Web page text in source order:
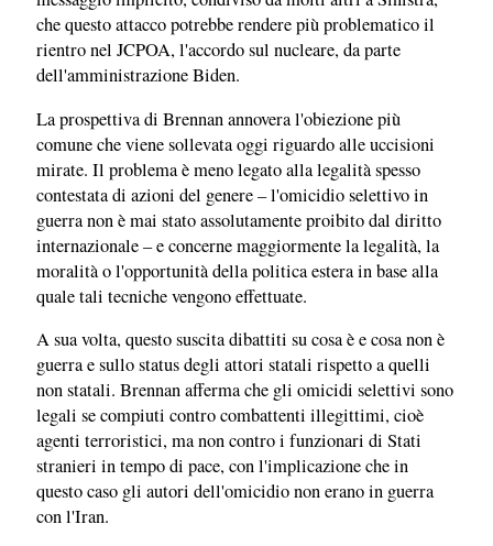
che questo attacco potrebbe rendere più problematico il
rientro nel JCPOA, l'accordo sul nucleare, da parte
dell'amministrazione Biden.
La prospettiva di Brennan annovera l'obiezione più
comune che viene sollevata oggi riguardo alle uccisioni
mirate. Il problema è meno legato alla legalità spesso
contestata di azioni del genere – l'omicidio selettivo in
guerra non è mai stato assolutamente proibito dal diritto
internazionale – e concerne maggiormente la legalità, la
moralità o l'opportunità della politica estera in base alla
quale tali tecniche vengono effettuate.
A sua volta, questo suscita dibattiti su cosa è e cosa non è
guerra e sullo status degli attori statali rispetto a quelli
non statali. Brennan afferma che gli omicidi selettivi sono
legali se compiuti contro combattenti illegittimi, cioè
agenti terroristici, ma non contro i funzionari di Stati
stranieri in tempo di pace, con l'implicazione che in
questo caso gli autori dell'omicidio non erano in guerra
con l'Iran.